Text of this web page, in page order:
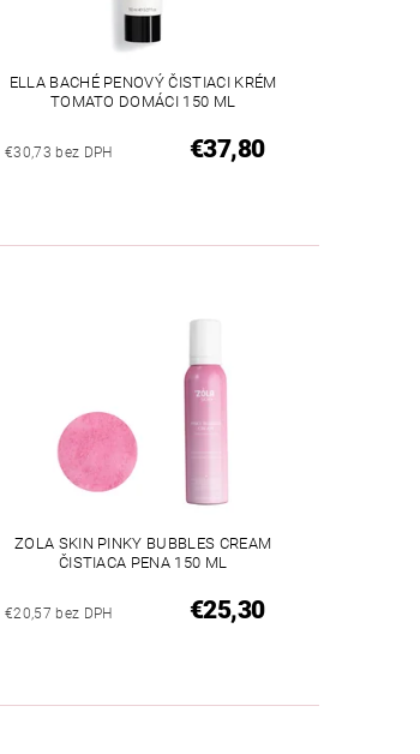
ELLA BACHÉ PENOVÝ ČISTIACI KRÉM
TOMATO DOMÁCI 150 ML
€30,73 bez DPH €37,80
ZOLA SKIN PINKY BUBBLES CREAM
ČISTIACA PENA 150 ML
€20,57 bez DPH €25,30